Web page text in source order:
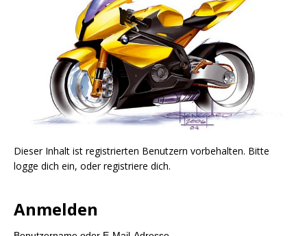
Dieser Inhalt ist registrierten Benutzern vorbehalten. Bitte
logge dich ein, oder registriere dich.
Anmelden